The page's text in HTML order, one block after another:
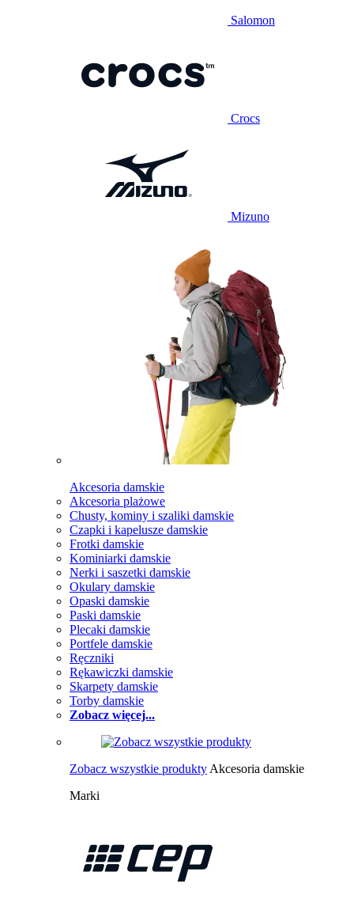
Salomon
Crocs
Mizuno
Akcesoria damskie
Akcesoria plażowe
Chusty, kominy i szaliki damskie
Czapki i kapelusze damskie
Frotki damskie
Kominiarki damskie
Nerki i saszetki damskie
Okulary damskie
Opaski damskie
Paski damskie
Plecaki damskie
Portfele damskie
Ręczniki
Rękawiczki damskie
Skarpety damskie
Torby damskie
Zobacz więcej...
Zobacz wszystkie produkty Akcesoria damskie
Marki